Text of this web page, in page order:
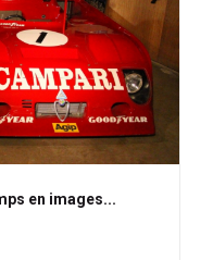
en images...